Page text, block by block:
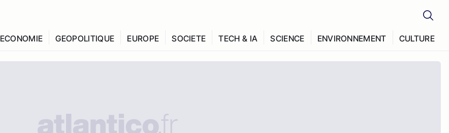
ECONOMIE GEOPOLITIQUE EUROPE SOCIETE TECH & IA SCIENCE ENVIRONNEMENT CULTURE